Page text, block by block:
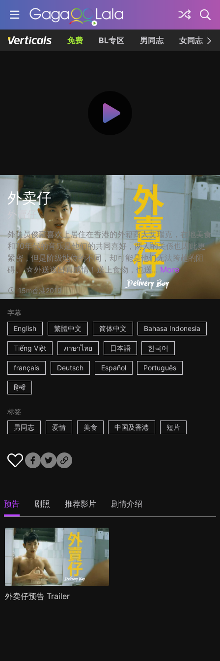
免费 BL专区 男同志 女同志
外卖仔
外賣仔
外送员俊豪喜欢上居住在香港的外籍商人艾瑞克，在地美食
和70年代的音乐是他们的共同喜好，两人的关係也因此更
紧密，但是阶级地位的不同，却可能是他们无法跨越的阻
碍。 ☆外送送出真感情！送上食物，也送... More
15m香港2019
字幕
English
繁體中文 简体中文 Bahasa Indonesia
Tiếng Việt ภาษาไทย 日本語 한국어
français Deutsch Español Português
हिन्दी
标签
男同志
爱情 美食 中国及香港 短片
预告 剧照 推荐影片 剧情介绍
外卖仔预告 Trailer